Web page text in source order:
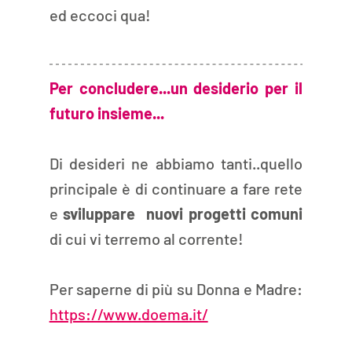
ed eccoci qua!
Per concludere...un desiderio per il
futuro insieme...
Di desideri ne abbiamo tanti..quello
principale è di continuare a fare rete
e
di cui vi terremo al corrente!
https://www.doema.it/